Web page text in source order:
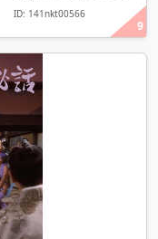
9
ID: 141nkt00566